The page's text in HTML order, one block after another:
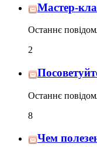
Мастер-
Останнє
2
Останнє
8
Чем